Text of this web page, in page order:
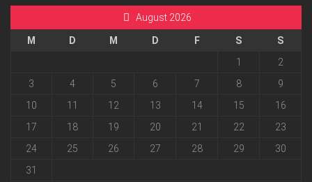
August 2026
M D M D F S
S
1
2
3
4 5 6 7 8
9
10
11 12 13 14 15
16
17
18 19 20 21 22
23
24
25 26 27 28 29
30
31